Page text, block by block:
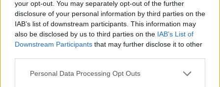
your opt-out. You may separately opt-out of the further
disclosure of your personal information by third parties on the
IAB’s list of downstream participants. This information may
also be disclosed by us to third parties on the IAB’s List of
Downstream Participants that may further disclose it to other
Personal Data Processing Opt Outs